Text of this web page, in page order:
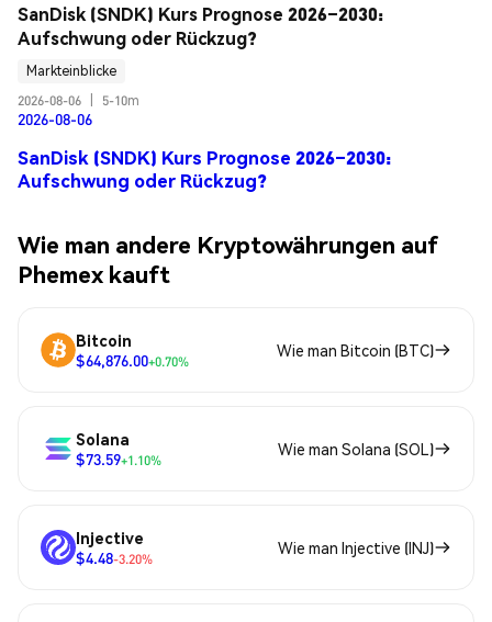
SanDisk (SNDK) Kurs Prognose 2026–2030:
Aufschwung oder Rückzug?
Markteinblicke
2026-08-06
5-10m
2026-08-06
SanDisk (SNDK) Kurs Prognose 2026–2030:
Aufschwung oder Rückzug?
Wie man andere Kryptowährungen auf
Phemex kauft
Bitcoin
$64,876.00+0.70%
Wie man Bitcoin (BTC)
Solana
$73.59+1.10%
Wie man Solana (SOL)
Injective
$4.48-3.20%
Wie man Injective (INJ)